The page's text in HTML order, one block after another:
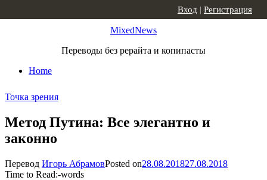
MixedNews
Переводы без рерайта и копипасты
Home
Вход | Регистрация
Точка зрения
Метод Путина: Все элегантно и
законно
Перевод Игорь АбрамовPosted on28.08.201827.08.2018
Time to Read:-words